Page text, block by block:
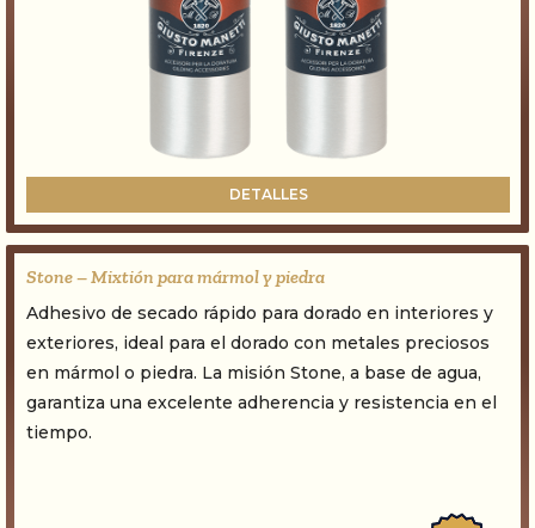
DETALLES
Stone – Mixtión para mármol y piedra
Adhesivo de secado rápido para dorado en interiores y
exteriores, ideal para el dorado con metales preciosos
en mármol o piedra. La misión Stone, a base de agua,
garantiza una excelente adherencia y resistencia en el
tiempo.